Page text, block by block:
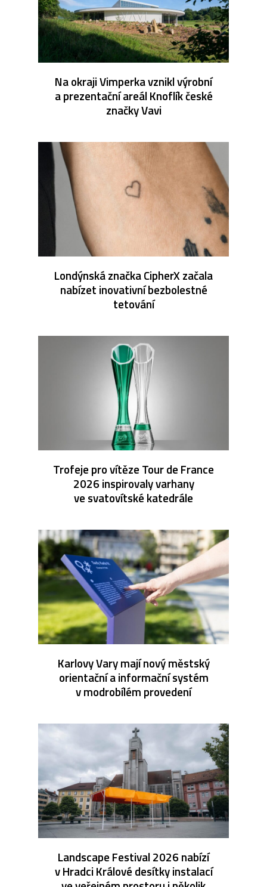
Na okraji Vimperka vznikl výrobní
a prezentační areál Knoflík české
značky Vavi
Londýnská značka CipherX začala
nabízet inovativní bezbolestné
tetování
Trofeje pro vítěze Tour de France
2026 inspirovaly varhany
ve svatovítské katedrále
Karlovy Vary mají nový městský
orientační a informační systém
v modrobílém provedení
Landscape Festival 2026 nabízí
v Hradci Králové desítky instalací